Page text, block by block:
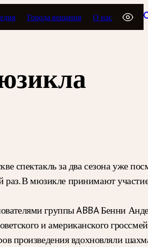
Города вещания О нас
спектакль за два сезона уже
раз. В мюзикле принимают
группы ABBA Бенни
и американского
произведения вдохновляли